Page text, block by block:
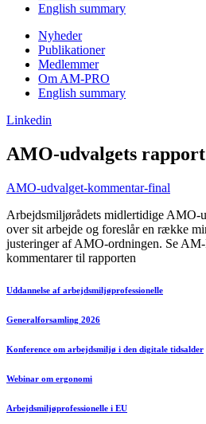
English summary
Nyheder
Publikationer
Medlemmer
Om AM-PRO
English summary
Linkedin
AMO-udvalgets rapport
AMO-udvalget-kommentar-final
Arbejdsmiljørådets midlertidige AMO-
over sit arbejde og foreslår en række
justeringer af AMO-ordningen. Se
kommentarer til rapporten
Uddannelse af arbejdsmiljøprofessionelle
Generalforsamling 2026
Konference om arbejdsmiljø i den digitale tidsalder
Webinar om ergonomi
Arbejdsmiljøprofessionelle i EU